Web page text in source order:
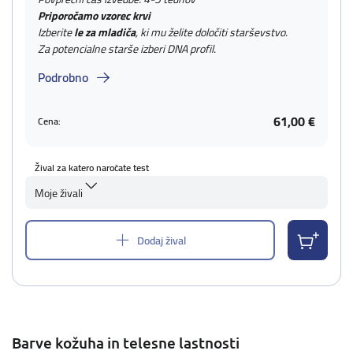
Priporočamo vzorec krvi
Izberitele za mladiča, ki mu želite določiti starševstvo.
Za potencialne starše izberi DNA profil.
Podrobno
Cena: 61,00 €
Žival za katero naročate test
Moje živali
Dodaj žival
Barve kožuha in telesne lastnosti